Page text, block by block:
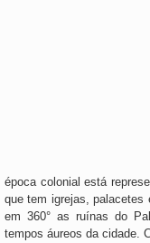
época colonial está
que tem igrejas, palacetes
em 360° as ruínas do
tempos áureos da cidade.